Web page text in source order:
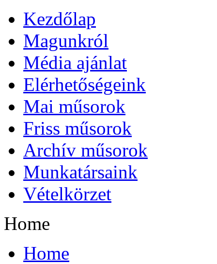
Kezdőlap
Magunkról
Média ajánlat
Elérhetőségeink
Mai műsorok
Friss műsorok
Archív műsorok
Munkatársaink
Vételkörzet
Home
Home